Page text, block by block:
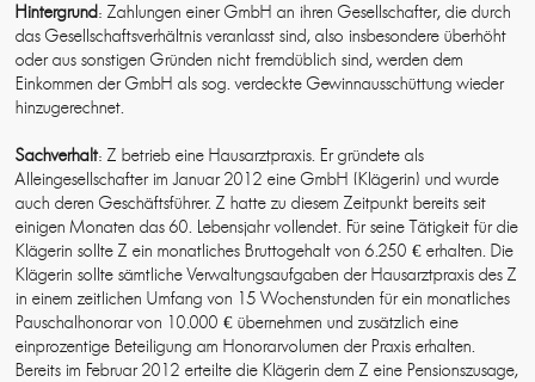
Hintergrund: Zahlungen einer GmbH an ihren Gesellschafter, die durch
das Gesellschaftsverhältnis veranlasst sind, also insbesondere überhöht
oder aus sonstigen Gründen nicht fremdüblich sind, werden dem
Einkommen der GmbH als sog. verdeckte Gewinnausschüttung wieder
hinzugerechnet.
Sachverhalt: Z betrieb eine Hausarztpraxis. Er gründete als
Alleingesellschafter im Januar 2012 eine GmbH (Klägerin) und wurde
auch deren Geschäftsführer. Z hatte zu diesem Zeitpunkt bereits seit
einigen Monaten das 60. Lebensjahr vollendet. Für seine Tätigkeit für die
Klägerin sollte Z ein monatliches Bruttogehalt von 6.250 € erhalten. Die
Klägerin sollte sämtliche Verwaltungsaufgaben der Hausarztpraxis des Z
in einem zeitlichen Umfang von 15 Wochenstunden für ein monatliches
Pauschalhonorar von 10.000 € übernehmen und zusätzlich eine
einprozentige Beteiligung am Honorarvolumen der Praxis erhalten.
Bereits im Februar 2012 erteilte die Klägerin dem Z eine Pensionszusage,